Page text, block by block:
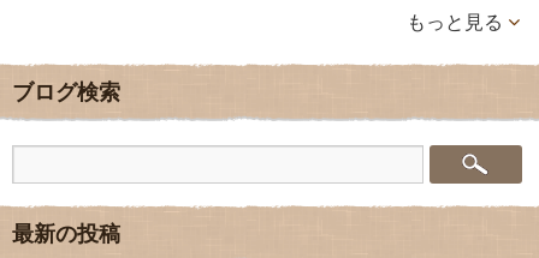
もっと見る
ブログ検索
最新の投稿